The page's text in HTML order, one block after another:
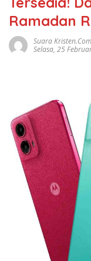
Ramadan
Suara Kristen.com
Selasa, 25